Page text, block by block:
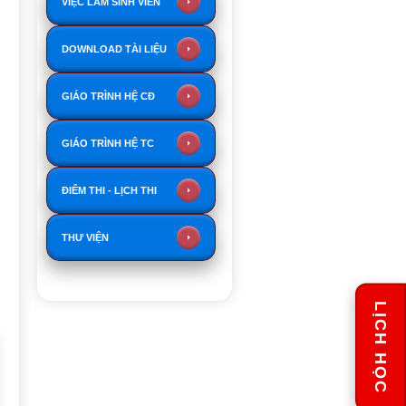
DOWNLOAD TÀI LIỆU
GIÁO TRÌNH HỆ CĐ
GIÁO TRÌNH HỆ TC
ĐIỂM THI - LỊCH THI
THƯ VIỆN
LỊCH HỌC